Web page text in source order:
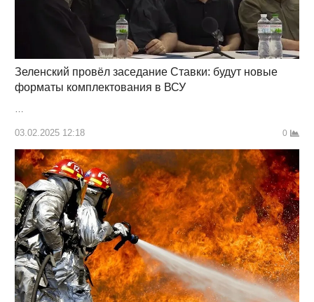
Зеленский провёл заседание Ставки: будут новые
форматы комплектования в ВСУ
03.02.2025 12:18 0